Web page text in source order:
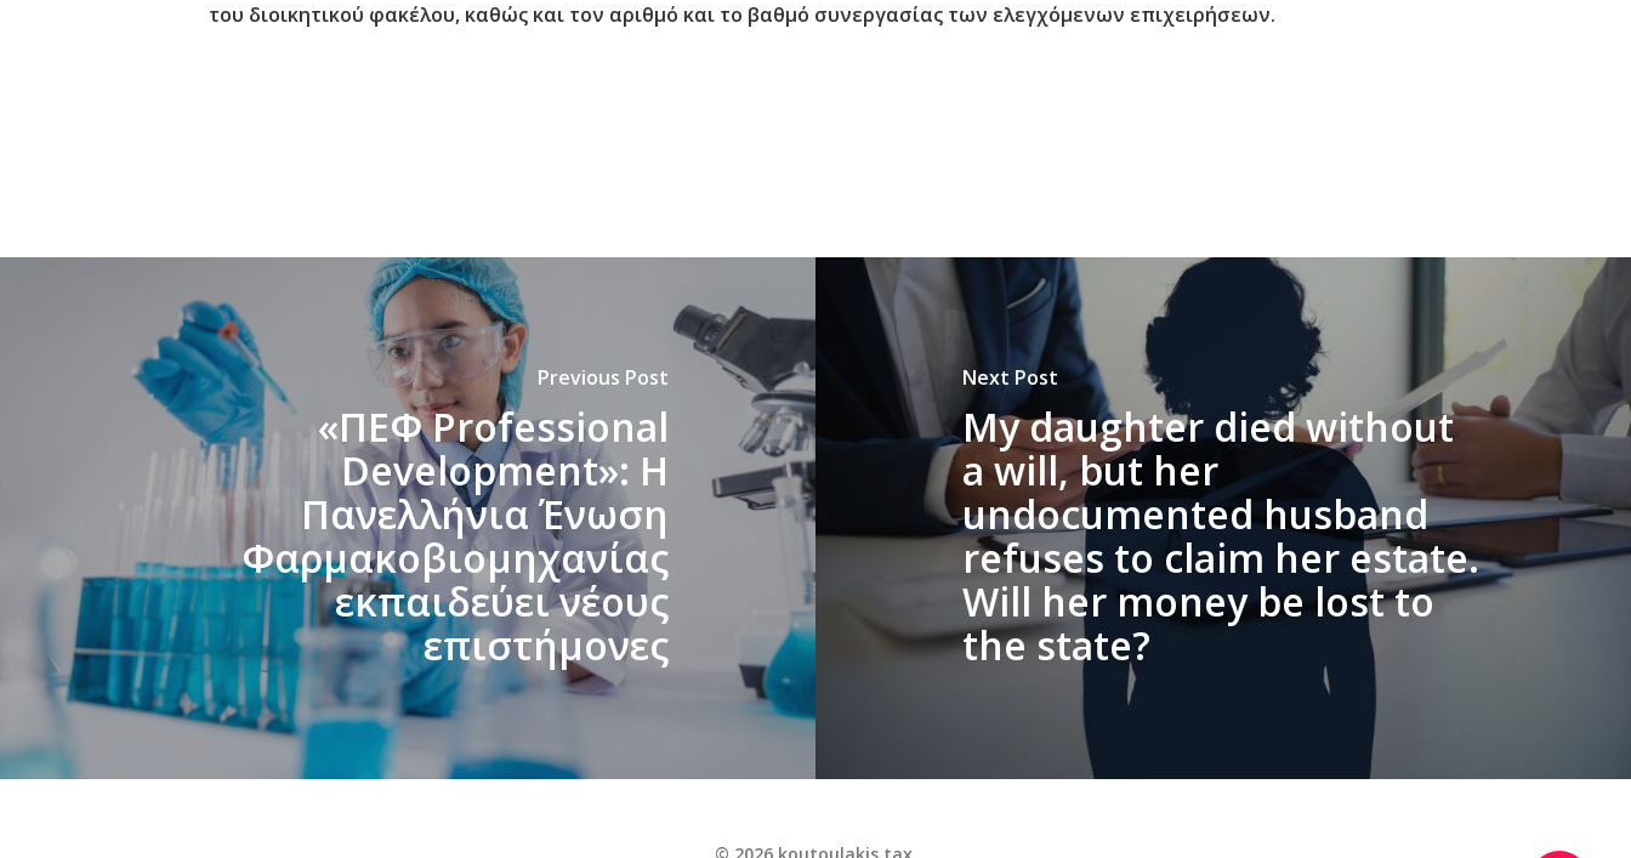
του διοικητικού φακέλου, καθώς και τον αριθμό και το βαθμό συνεργασίας των ελεγχόμενων επιχειρήσεων.
Previous Post
«ΠΕΦ Professional
Development»: Η
Πανελλήνια Ένωση
Φαρμακοβιομηχανίας
εκπαιδεύει νέους
επιστήμονες
Next Post
My daughter died without
a will, but her
undocumented husband
refuses to claim her estate.
Will her money be lost to
the state?